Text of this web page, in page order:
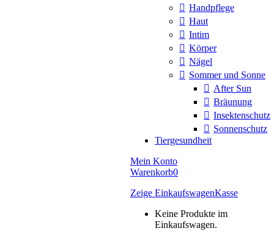
Handpflege
Haut
Intim
Körper
Nägel
Sommer und Sonne
After Sun
Bräunung
Insektenschutz
Sonnenschutz
Tiergesundheit
Mein Konto
Warenkorb0
Zeige EinkaufswagenKasse
Keine Produkte im
Einkaufswagen.